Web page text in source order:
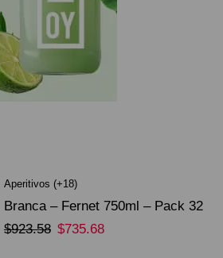
Aperitivos (+18)
Branca – Fernet 750ml – Pack 32
Unidades
$923.58 $735.68